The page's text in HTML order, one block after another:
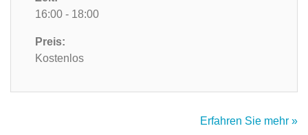
16:00 - 18:00
Preis:
Kostenlos
Erfahren Sie mehr »